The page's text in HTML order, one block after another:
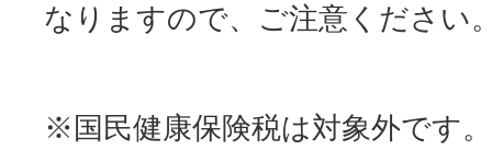
なりますので、ご注意ください
※国民健康保険税は対象外です。